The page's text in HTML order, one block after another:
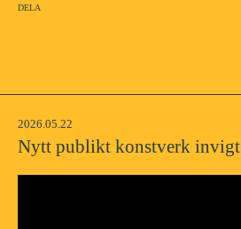
2026.05.22
Nytt publikt konstverk invigt